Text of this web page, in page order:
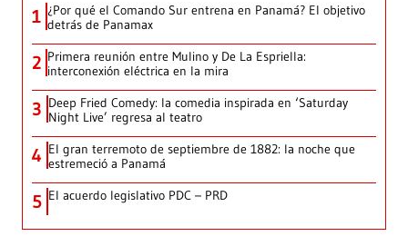
1 ¿Por qué el Comando Sur entrena en Panamá? El objetivo
detrás de Panamax
2 Primera reunión entre Mulino y De La Espriella:
interconexión eléctrica en la mira
3 Deep Fried Comedy: la comedia inspirada en ‘Saturday
Night Live’ regresa al teatro
4 El gran terremoto de septiembre de 1882: la noche que
estremeció a Panamá
5 El acuerdo legislativo PDC – PRD